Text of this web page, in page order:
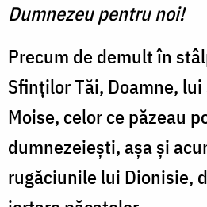
Dumnezeu pentru noi!
Precum de demult în
Sfinților Tăi, Doamne,
Moise, celor ce păzeau
dumnezeiești, așa și
rugăciunile lui Dionisie,